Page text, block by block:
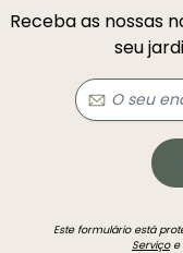
Receba as nossas
seu
Este formulário está
Serviçoe